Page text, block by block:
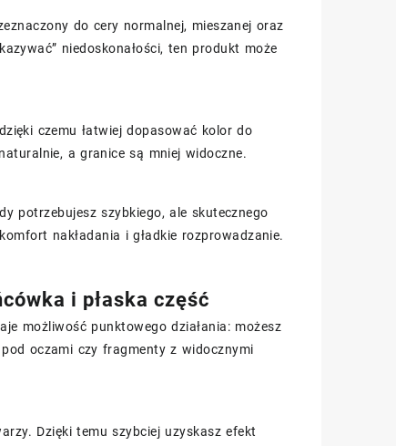
do cery normalnej, mieszanej oraz
niedoskonałości, ten produkt może
czemu łatwiej dopasować kolor do
a granice są mniej widoczne.
potrzebujesz szybkiego, ale skutecznego
nakładania i gładkie rozprowadzanie.
i płaska część
możliwość punktowego działania: możesz
oczami czy fragmenty z widocznymi
Dzięki temu szybciej uzyskasz efekt